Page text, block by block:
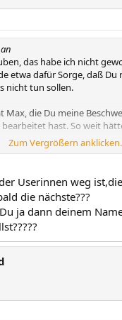
das habe ich nicht
etwa dafür Sorge, daß Du
nicht tun sollen.
Max, die Du meine
hast. So weit
in 2 Tagen schon redet
Situation.
Zum Vergrößern
Userinnen weg
die nächste???
ja dann deinem